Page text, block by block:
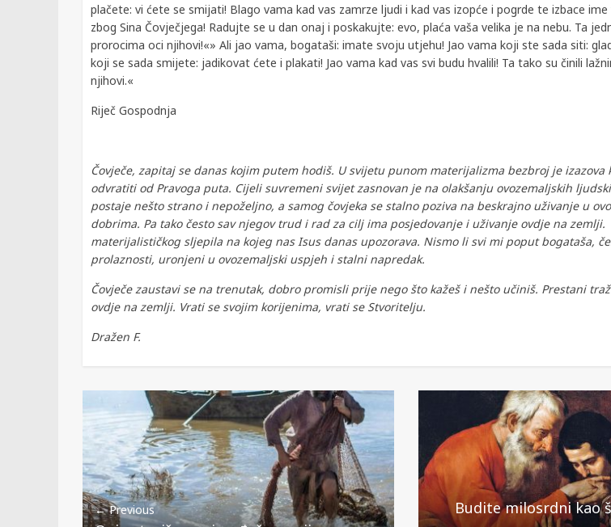
plačete: vi ćete se smijati! Blago vama kad vas zamrze ljudi i kad vas izopće i pogrde te izbace
zbog Sina Čovječjega! Radujte se u dan onaj i poskakujte: evo, plaća vaša velika je na nebu. Ta
prorocima oci njihovi!«» Ali jao vama, bogataši: imate svoju utjehu! Jao vama koji ste sada siti:
koji se sada smijete: jadikovat ćete i plakati! Jao vama kad vas svi budu hvalili! Ta tako su činili
njihovi.«
Riječ Gospodnja
Čovječe, zapitaj se danas kojim putem hodiš. U svijetu punom materijalizma bezbroj je izazova
odvratiti od Pravoga puta. Cijeli suvremeni svijet zasnovan je na olakšanju ovozemaljskih
postaje nešto strano i nepoželjno, a samog čovjeka se stalno poziva na beskrajno uživanje u
dobrima. Pa tako često sav njegov trud i rad za cilj ima posjedovanje i uživanje ovdje na
materijalističkog sljepila na kojeg nas Isus danas upozorava. Nismo li svi mi poput bogataša,
prolaznosti, uronjeni u ovozemaljski uspjeh i stalni napredak.
Čovječe zaustavi se na trenutak, dobro promisli prije nego što kažeš i nešto učiniš. Prestani
ovdje na zemlji. Vrati se svojim korijenima, vrati se Stvoritelju.
Dražen F.
← Previous
Budite milosrdni kao